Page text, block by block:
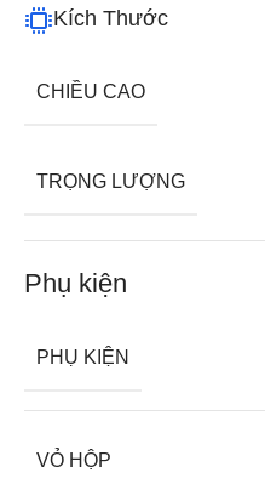
Kích Thước
CHIỀU CAO
TRỌNG LƯỢNG
Phụ kiện
PHỤ KIỆN
VỎ HỘP